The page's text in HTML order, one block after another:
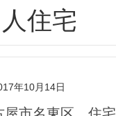
住宅
年10月14日